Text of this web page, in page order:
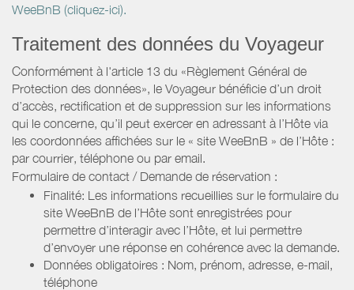
WeeBnB (cliquez-ici).
Traitement des données du Voyageur
Conformément à l'article 13 du «Règlement Général de
Protection des données», le Voyageur bénéficie d’un droit
d’accès, rectification et de suppression sur les informations
qui le concerne, qu’il peut exercer en adressant à l’Hôte via
les coordonnées affichées sur le « site WeeBnB » de l’Hôte :
par courrier, téléphone ou par email.
Formulaire de contact / Demande de réservation :
Finalité: Les informations recueillies sur le formulaire du
site WeeBnB de l’Hôte sont enregistrées pour
permettre d’interagir avec l’Hôte, et lui permettre
d’envoyer une réponse en cohérence avec la demande.
Données obligatoires : Nom, prénom, adresse, e-mail,
téléphone